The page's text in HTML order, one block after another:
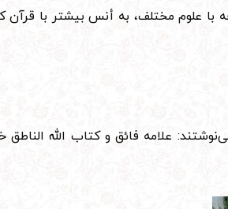
با علوم مختلف، به أنس بیشتر با
علامه فائق و کتاب الله الناطق